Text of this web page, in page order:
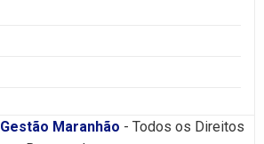
Gestão Maranhão - Todos os Direitos